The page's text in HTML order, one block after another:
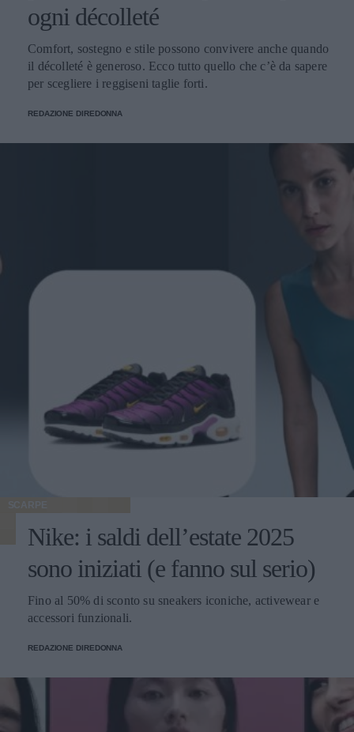
ogni décolleté
Comfort, sostegno e stile possono convivere anche quando
il décolleté è generoso. Ecco tutto quello che c’è da sapere
per scegliere i reggiseni taglie forti.
REDAZIONE DIREDONNA
SCARPE
Nike: i saldi dell’estate 2025
sono iniziati (e fanno sul serio)
Fino al 50% di sconto su sneakers iconiche, activewear e
accessori funzionali.
REDAZIONE DIREDONNA